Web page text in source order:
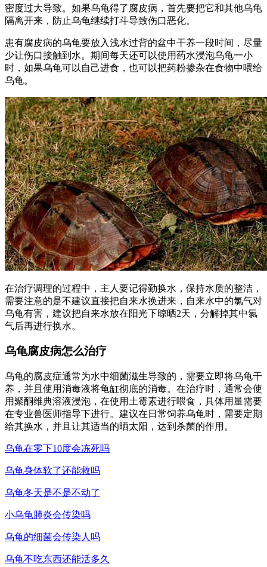
密度过大导致。如果乌龟得了腐皮病，首先要把它和其他乌龟
隔离开来，防止乌龟继续打斗导致伤口恶化。
患有腐皮病的乌龟要放入浅水过背的盆中干养一段时间，尽量
少让伤口接触到水。期间每天还可以使用药水浸泡乌龟一小
时，如果乌龟可以自己进食，也可以把药粉掺杂在食物中喂给
乌龟。
在治疗调理的过程中，主人要记得勤换水，保持水质的整洁，
需要注意的是不建议直接把自来水换进来，自来水中的氯气对
乌龟有害，建议把自来水放在阳光下晾晒2天，分解掉其中氯
气后再进行换水。
乌龟腐皮病怎么治疗
乌龟的腐皮症通常为水中细菌滋生导致的，需要立即将乌龟干
养，并且使用消毒液将龟缸彻底的消毒。在治疗时，通常会使
用聚酮维典溶液浸泡，在使用土霉素进行喂食，具体用量需要
在专业兽医师指导下进行。建议在日常饲养乌龟时，需要定期
给其换水，并且让其适当的晒太阳，达到杀菌的作用。
乌龟在零下10度会冻死吗
乌龟身体软了还能救吗
乌龟冬天是不是不动了
小乌龟肺炎会传染吗
乌龟的细菌会传染人吗
乌龟不吃东西还能活多久